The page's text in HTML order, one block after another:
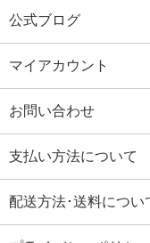
公式ブログ
マイアカウント
お問い合わせ
支払い方法について
配送方法･送料につい